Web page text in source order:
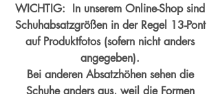
WICHTIG: In unserem Online-Shop sind
Schuhabsatzgrößen in der Regel 13-Pont
auf Produktfotos (sofern nicht anders
angegeben).
Bei anderen Absatzhöhen sehen die
Schuhe anders aus, weil die Formen